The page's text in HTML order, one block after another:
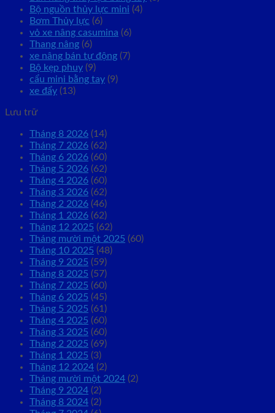
Bộ nguồn thủy lực mini (4)
Bơm Thủy lực (6)
vỏ xe nâng casumina (6)
Thang nâng (6)
xe nâng bán tự động (7)
Bộ kẹp phuy (9)
cẩu mini bằng tay (9)
xe đẩy (13)
Lưu trữ
Tháng 8 2026 (14)
Tháng 7 2026 (62)
Tháng 6 2026 (60)
Tháng 5 2026 (62)
Tháng 4 2026 (60)
Tháng 3 2026 (62)
Tháng 2 2026 (46)
Tháng 1 2026 (62)
Tháng 12 2025 (62)
Tháng mười một 2025 (60)
Tháng 10 2025 (48)
Tháng 9 2025 (59)
Tháng 8 2025 (57)
Tháng 7 2025 (60)
Tháng 6 2025 (45)
Tháng 5 2025 (61)
Tháng 4 2025 (60)
Tháng 3 2025 (60)
Tháng 2 2025 (69)
Tháng 1 2025 (3)
Tháng 12 2024 (2)
Tháng mười một 2024 (2)
Tháng 9 2024 (2)
Tháng 8 2024 (2)